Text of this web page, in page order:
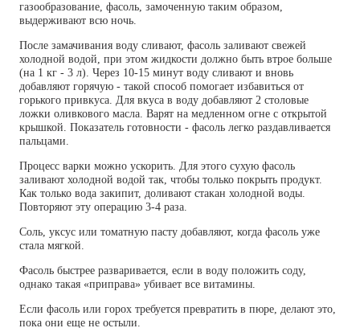
газообразование, фасоль, замоченную таким образом,
выдерживают всю ночь.
После замачивания воду сливают, фасоль заливают свежей
холодной водой, при этом жидкости должно быть втрое больше
(на 1 кг - 3 л). Через 10-15 минут воду сливают и вновь
добавляют горячую - такой способ помогает избавиться от
горького привкуса. Для вкуса в воду добавляют 2 столовые
ложки оливкового масла. Варят на медленном огне с открытой
крышкой. Показатель готовности - фасоль легко раздавливается
пальцами.
Процесс варки можно ускорить. Для этого сухую фасоль
заливают холодной водой так, чтобы только покрыть продукт.
Как только вода закипит, доливают стакан холодной воды.
Повторяют эту операцию 3-4 раза.
Соль, уксус или томатную пасту добавляют, когда фасоль уже
стала мягкой.
Фасоль быстрее разваривается, если в воду положить соду,
однако такая «приправа» убивает все витамины.
Если фасоль или горох требуется превратить в пюре, делают это,
пока они еще не остыли.